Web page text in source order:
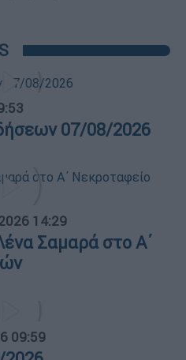
07/08/2026
14:29
Σαμαρά στο Α΄
09:59